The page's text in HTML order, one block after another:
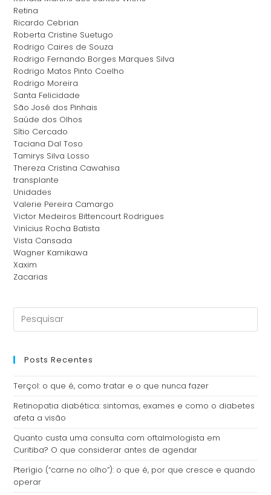
Retina
Ricardo Cebrian
Roberta Cristine Suetugo
Rodrigo Caires de Souza
Rodrigo Fernando Borges Marques Silva
Rodrigo Matos Pinto Coelho
Rodrigo Moreira
Santa Felicidade
São José dos Pinhais
Saúde dos Olhos
Sítio Cercado
Taciana Dal Toso
Tamirys Silva Losso
Thereza Cristina Cawahisa
transplante
Unidades
Valerie Pereira Camargo
Victor Medeiros Bittencourt Rodrigues
Vinícius Rocha Batista
Vista Cansada
Wagner Kamikawa
Xaxim
Zacarias
Posts Recentes
Terçol: o que é, como tratar e o que nunca fazer
Retinopatia diabética: sintomas, exames e como o diabetes
afeta a visão
Quanto custa uma consulta com oftalmologista em
Curitiba? O que considerar antes de agendar
Pterígio (“carne no olho”): o que é, por que cresce e quando
operar